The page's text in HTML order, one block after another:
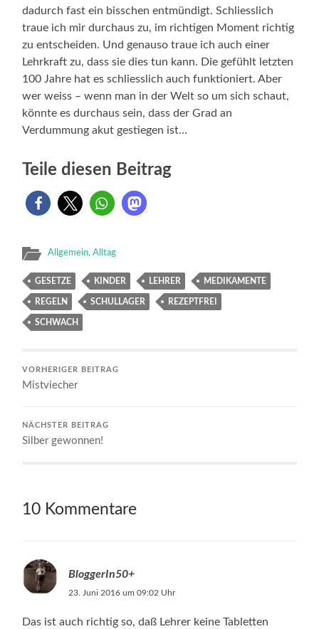
dadurch fast ein bisschen entmündigt. Schliesslich
traue ich mir durchaus zu, im richtigen Moment richtig
zu entscheiden. Und genauso traue ich auch einer
Lehrkraft zu, dass sie dies tun kann. Die gefühlt letzten
100 Jahre hat es schliesslich auch funktioniert. Aber
wer weiss – wenn man in der Welt so um sich schaut,
könnte es durchaus sein, dass der Grad an
Verdummung akut gestiegen ist…
Teile diesen Beitrag
Allgemein,Alltag
GESETZE KINDER LEHRER MEDIKAMENTE
REGELN SCHULLAGER REZEPTFREI
SCHWACH
VORHERIGER BEITRAG
Mistviecher
NÄCHSTER BEITRAG
Silber gewonnen!
10 Kommentare
BloggerIn50+
23. Juni 2016 um 09:02 Uhr
Das ist auch richtig so, daß Lehrer keine Tabletten